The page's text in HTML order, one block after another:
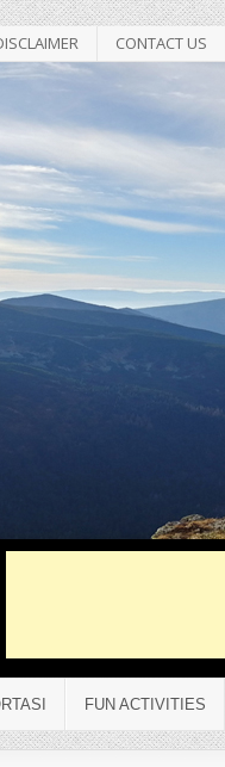
CONTACT US
FUN ACTIVITIES